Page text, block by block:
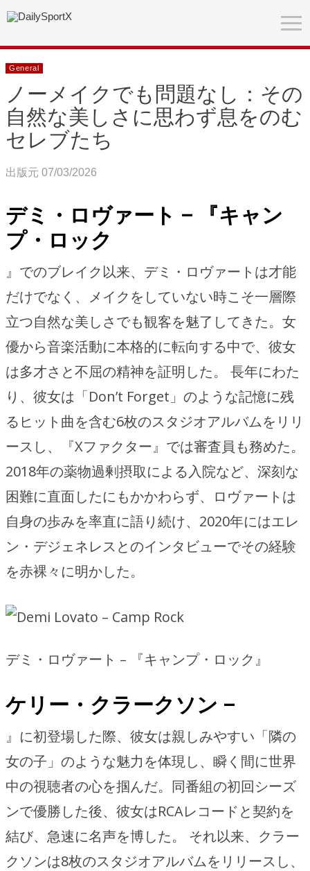
General
ノーメイクでも問題なし：その
自然な美しさに思わず息をのむ
セレブたち
出版元 07/03/2026
デミ・ロヴァート – 『キャン
プ・ロック
』でのブレイク以来、デミ・ロヴァートは才能
だけでなく、メイクをしていない時こそ一層際
立つ自然な美しさでも観客を魅了してきた。女
優から音楽活動に本格的に転向する中で、彼女
は多才さと不屈の精神を証明した。 長年にわた
り、彼女は「Don’t Forget」のような記憶に残
るヒット曲を含む6枚のスタジオアルバムをリリ
ースし、『Xファクター』では審査員も務めた。
2018年の薬物過剰摂取による入院など、深刻な
困難に直面したにもかかわらず、ロヴァートは
自身の歩みを率直に語り続け、2020年にはエレ
ン・デジェネレスとのインタビューでその経験
を赤裸々に明かした。
デミ・ロヴァート – 『キャンプ・ロック』
ケリー・クラークソン –
』に初登場した際、彼女は親しみやすい「隣の
女の子」のような魅力を体現し、瞬く間に世界
中の視聴者の心を掴んだ。同番組の初回シーズ
ンで優勝した後、彼女はRCAレコードと契約を
結び、急速に名声を博した。 それ以来、クラー
クソンは8枚のスタジオアルバムをリリースし、